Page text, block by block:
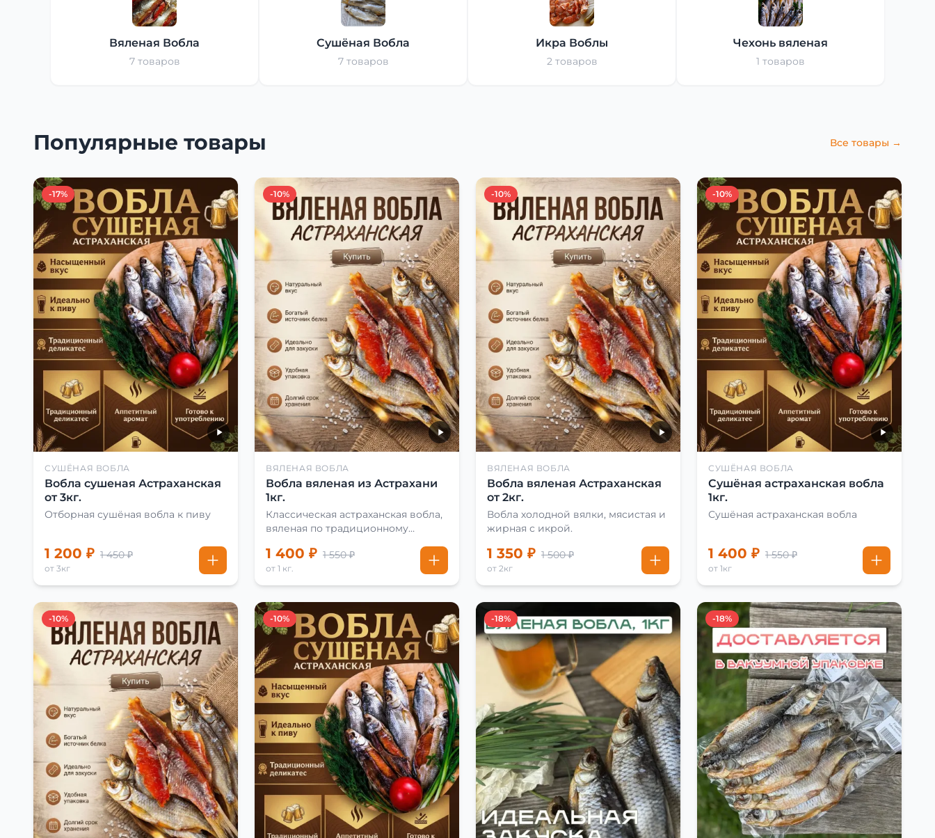
Вяленая Вобла
7 товаров
Сушёная Вобла
7 товаров
Икра Воблы
2 товаров
Чехонь вяленая
1 товаров
Популярные товары Все товары →
-17%
СУШЁНАЯ ВОБЛА
Вобла сушеная Астраханская
от 3кг.
Отборная сушёная вобла к пиву
1 200 ₽ 1 450 ₽
от 3кг
-10%
ВЯЛЕНАЯ ВОБЛА
Вобла вяленая из Астрахани
1кг.
Классическая астраханская вобла,
вяленая по традиционному
1 400 ₽ 1 550 ₽
от 1 кг.
-10%
ВЯЛЕНАЯ ВОБЛА
Вобла вяленая Астраханская
от 2кг.
Вобла холодной вялки, мясистая и
жирная с икрой.
1 350 ₽ 1 500 ₽
от 2кг
-10%
СУШЁНАЯ ВОБЛА
Сушёная астраханская вобла
1кг.
Сушёная астраханская вобла
1 400 ₽ 1 550 ₽
от 1кг
-10% -10% -18% -18%